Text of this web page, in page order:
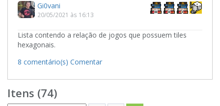
Gi0vani
20/05/2021 às 16:13
Lista contendo a relação de jogos que possuem tiles
hexagonais.
8 comentário(s) Comentar
Itens (74)